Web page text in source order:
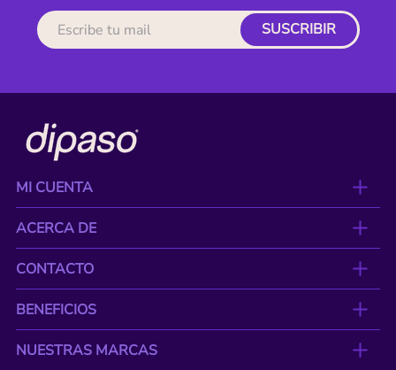
SUSCRIBIR
MI CUENTA
ACERCA DE
CONTACTO
BENEFICIOS
NUESTRAS MARCAS